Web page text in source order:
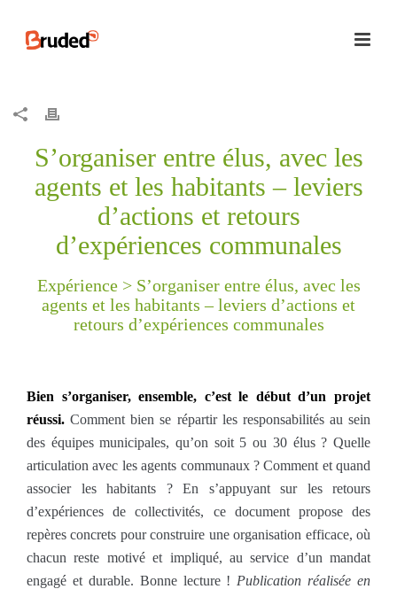
S’organiser entre élus, avec les
agents et les habitants – leviers
d’actions et retours
d’expériences communales
Expérience > S’organiser entre élus, avec les
agents et les habitants – leviers d’actions et
retours d’expériences communales
Bien s’organiser, ensemble, c’est le début d’un projet
réussi. Comment bien se répartir les responsabilités au sein
des équipes municipales, qu’on soit 5 ou 30 élus ? Quelle
articulation avec les agents communaux ? Comment et quand
associer les habitants ? En s’appuyant sur les retours
d’expériences de collectivités, ce document propose des
repères concrets pour construire une organisation efficace, où
chacun reste motivé et impliqué, au service d’un mandat
engagé et durable. Bonne lecture ! Publication réalisée en